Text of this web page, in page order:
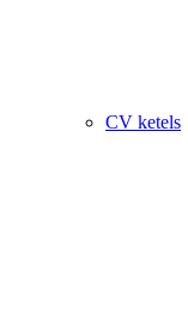
CV ketels